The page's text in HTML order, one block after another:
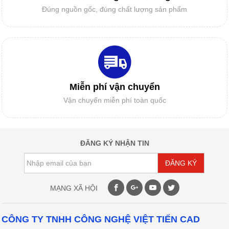
Vì sao Doanh nghiệp và các cơ sở gia
công cần mua BẢNG NHẬP RẬP MẨU -
BẢNG SỐ HÓA?
GIẤY IN SƠ ĐỒ
DAO MÁY CẮT TỰ ĐỘNG
DAO MÁY CẮT RẬP
Đúng nguồn gốc, đúng chất lượng sản phẩm
Miễn phí vận chuyển
Vận chuyển miễn phí toàn quốc
ĐĂNG KÝ NHẬN TIN
ĐĂNG KÝ
MẠNG XÃ HỘI
CÔNG TY TNHH CÔNG NGHỆ VIỆT TIẾN CAD